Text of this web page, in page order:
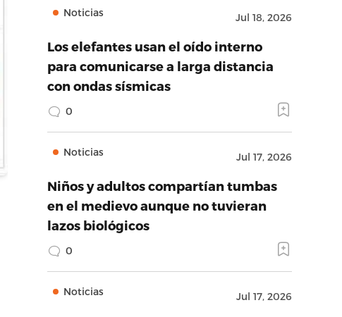
Noticias Jul 18, 2026
Los elefantes usan el oído interno
para comunicarse a larga distancia
con ondas sísmicas
0
Noticias Jul 17, 2026
Niños y adultos compartían tumbas
en el medievo aunque no tuvieran
lazos biológicos
0
Noticias Jul 17, 2026